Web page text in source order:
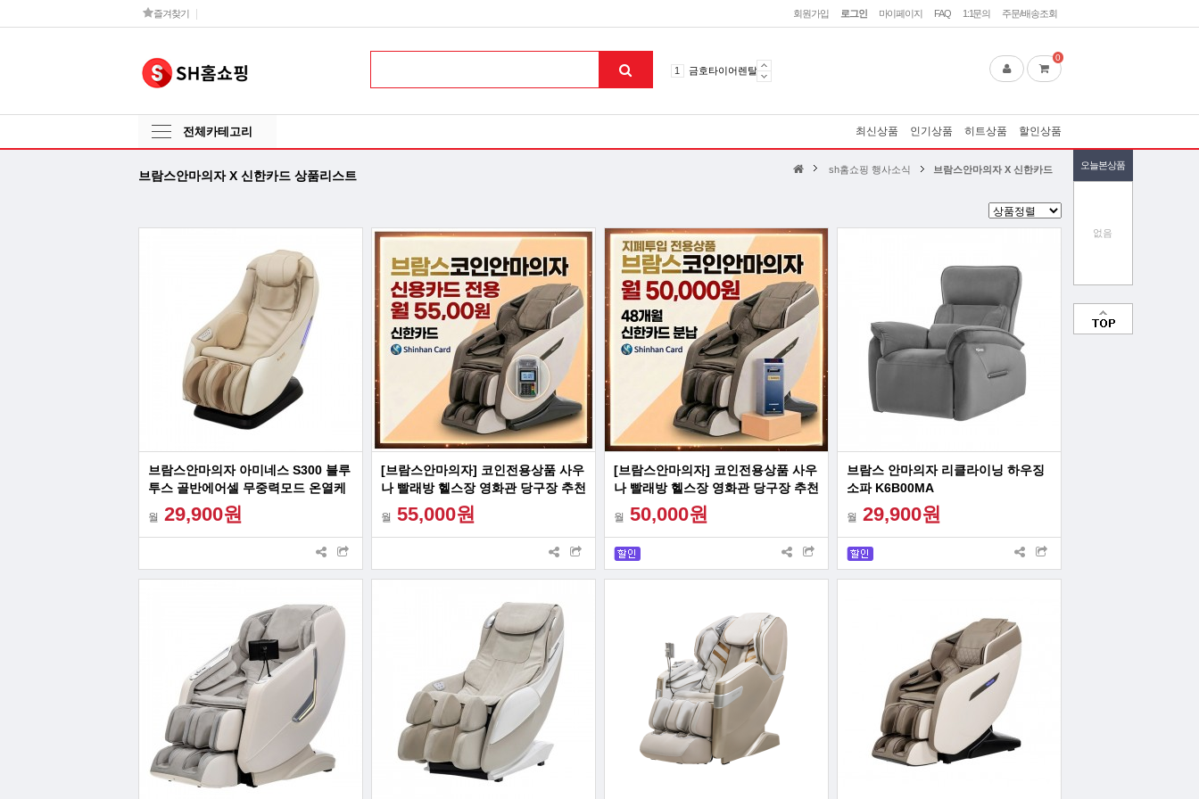
회원가입 로그인 마이페이지 FAQ 1:1문의 주문/배송조회
즐겨찾기
1 금호타이어렌탈
3 라파402
8 무주천마
9 자동케겔운동기구
10 토션파장기
1 금호타이어렌탈
0
전체카테고리 최신상품 인기상품 히트상품 할인상품
브람스안마의자 X 신한카드 상품리스트
오늘본상품
없음
맨위로
sh홈쇼핑 행사소식 브람스안마의자 X 신한카드
브람스안마의자 아미네스 S300 블루
투스 골반에어셀 무중력모드 온열케
월 29,900원
[브람스안마의자] 코인전용상품 사우
나 빨래방 헬스장 영화관 당구장 추천
상품 카드단말기 장착 상품
월 55,000원
[브람스안마의자] 코인전용상품 사우
나 빨래방 헬스장 영화관 당구장 추천
상품 지폐투입기 장착 상품
월 50,000원
브람스 안마의자 리클라이닝 하우징
소파 K6B00MA
월 29,900원